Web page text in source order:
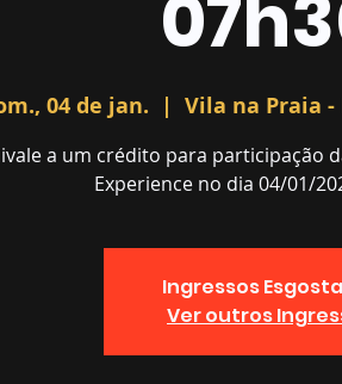
04 de jan.
  |
Vila na Praia -
a um crédito para participação
Experience no dia 04/01/
Ingressos
Ver outros